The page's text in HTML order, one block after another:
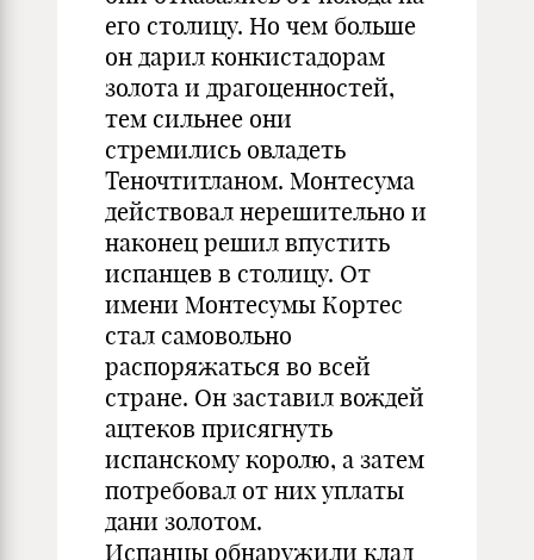
его столицу. Но чем больше
он дарил конкистадорам
золота и драгоценностей,
тем сильнее они
стремились овладеть
Теночтитланом. Монтесума
действовал нерешительно и
наконец решил впустить
испанцев в столицу. От
имени Монтесумы Кортес
стал самовольно
распоряжаться во всей
стране. Он заставил вождей
ацтеков присягнуть
испанскому королю, а затем
потребовал от них уплаты
дани золотом.
Испанцы обнаружили клад